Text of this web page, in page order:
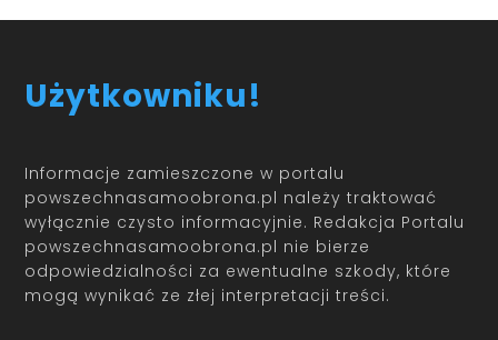
Użytkowniku!
Informacje zamieszczone w portalu
powszechnasamoobrona.pl należy traktować
wyłącznie czysto informacyjnie. Redakcja Portalu
powszechnasamoobrona.pl nie bierze
odpowiedzialności za ewentualne szkody, które
mogą wynikać ze złej interpretacji treści.